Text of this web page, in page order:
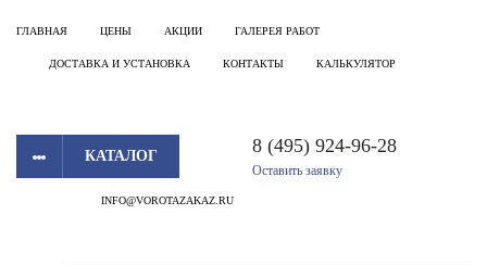
ГЛАВНАЯ ЦЕНЫ АКЦИИ ГАЛЕРЕЯ РАБОТ
ДОСТАВКА И УСТАНОВКА КОНТАКТЫ КАЛЬКУЛЯТОР
КАТАЛОГ 8 (495) 924-96-28
Оставить заявку
INFO@VOROTAZAKAZ.RU